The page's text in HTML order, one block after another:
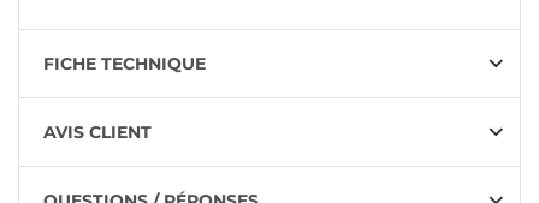
FICHE TECHNIQUE
AVIS CLIENT